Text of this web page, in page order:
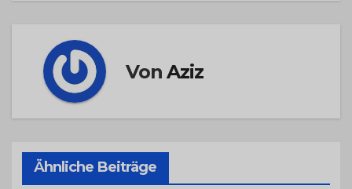
VonAziz
Ähnliche Beiträge